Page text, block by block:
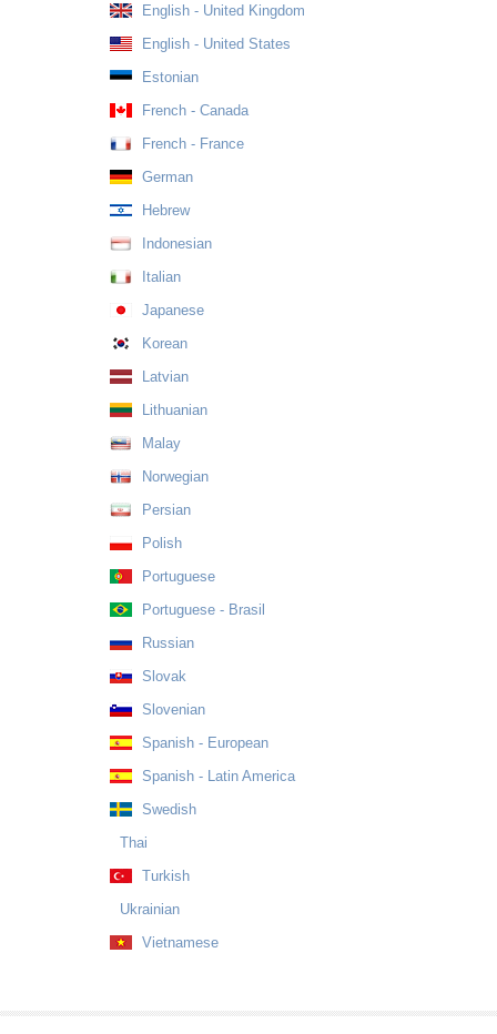
English - United Kingdom
English - United States
Estonian
French - Canada
French - France
German
Hebrew
Indonesian
Italian
Japanese
Korean
Latvian
Lithuanian
Malay
Norwegian
Persian
Polish
Portuguese
Portuguese - Brasil
Russian
Slovak
Slovenian
Spanish - European
Spanish - Latin America
Swedish
Thai
Turkish
Ukrainian
Vietnamese